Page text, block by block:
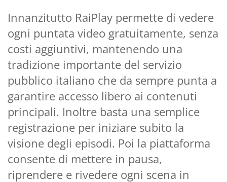
Innanzitutto RaiPlay permette di vedere
ogni puntata video gratuitamente, senza
costi aggiuntivi, mantenendo una
tradizione importante del servizio
pubblico italiano che da sempre punta a
garantire accesso libero ai contenuti
principali. Inoltre basta una semplice
registrazione per iniziare subito la
visione degli episodi. Poi la piattaforma
consente di mettere in pausa,
riprendere e rivedere ogni scena in